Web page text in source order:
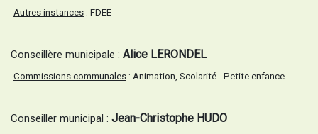
Autres instances : FDEE
Conseillère municipale : Alice LERONDEL
Commissions communales : Animation, Scolarité - Petite enfance
Conseiller municipal : Jean-Christophe HUDO